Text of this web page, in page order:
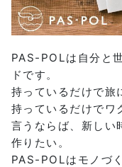
PAS-POLは自分と
ドです。
持っているだけで旅
持っているだけでワ
言うならば、新しい
作りたい。
PAS-POLはモノづ